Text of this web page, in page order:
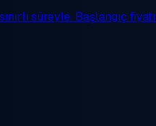
süreyle. Başlangıç fiyatı